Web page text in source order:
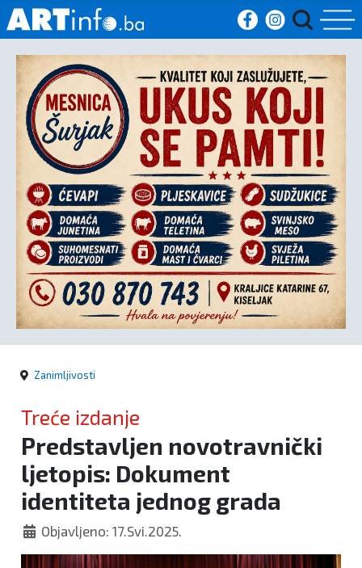
Početna
Vijesti
Sport
Kultura
Crna
kronika
Politika
Zanimljivosti
Treće izdanje
Predstavljen novotravnički
ljetopis: Dokument
identiteta jednog grada
Objavljeno: 17.Svi.2025.